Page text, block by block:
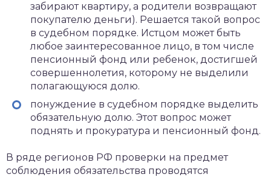
забирают квартиру, а родители возвращают
покупателю деньги). Решается такой вопрос
в судебном порядке. Истцом может быть
любое заинтересованное лицо, в том числе
пенсионный фонд или ребенок, достигшей
совершеннолетия, которому не выделили
полагающуюся долю.
понуждение в судебном порядке выделить
обязательную долю. Этот вопрос может
поднять и прокуратура и пенсионный фонд.
В ряде регионов РФ проверки на предмет
соблюдения обязательства проводятся